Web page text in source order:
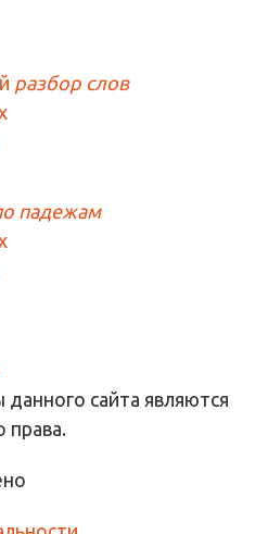
разбор слов
падежам
сайта являются
права.